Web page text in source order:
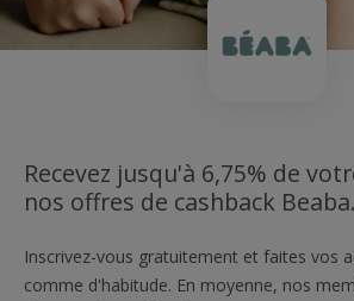
Recevez jusqu'à 6,75% de
nos offres de cashback Beaba.
Inscrivez-vous gratuitement et faites vos
comme d'habitude. En moyenne, nos